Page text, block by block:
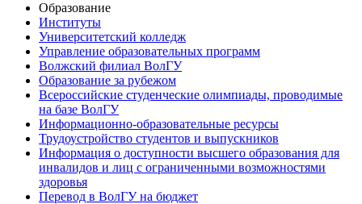
Образование
Институты
Университетский колледж
Управление образовательных программ
Волжский филиал ВолГУ
Образование за рубежом
Всероссийские студенческие олимпиады, проводимые
на базе ВолГУ
Информационно-образовательные ресурсы
Трудоустройство студентов и выпускников
Информация о доступности высшего образования для
инвалидов и лиц с ограниченными возможностями
здоровья
Перевод в ВолГУ на бюджет